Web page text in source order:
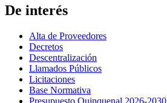
De interés
Alta de Proveedores
Decretos
Descentralización
Llamados Públicos
Licitaciones
Base Normativa
Presupuesto Quinquenal 2026-2030